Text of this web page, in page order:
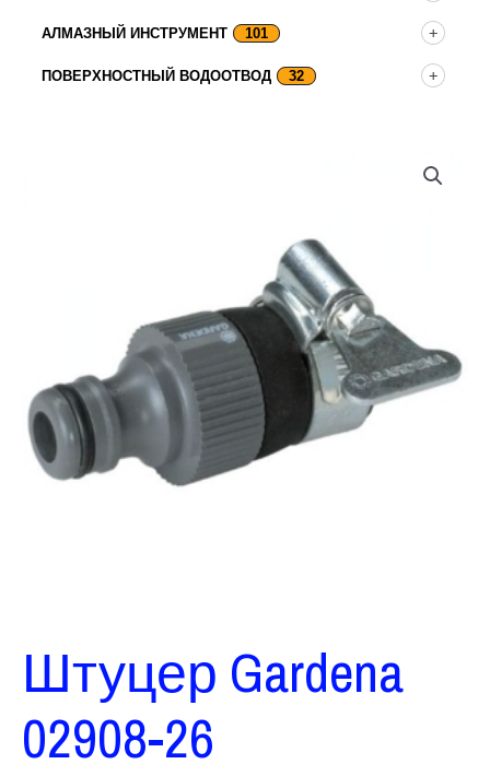
АЛМАЗНЫЙ ИНСТРУМЕНТ 101
ПОВЕРХНОСТНЫЙ ВОДООТВОД 32
Штуцер Gardena
02908-26